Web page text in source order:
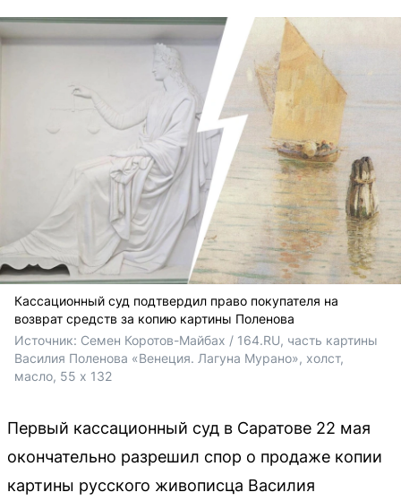
Кассационный суд подтвердил право покупателя на
возврат средств за копию картины Поленова
Источник: Семен Коротов-Майбах / 164.RU, часть картины
Василия Поленова «Венеция. Лагуна Мурано», холст,
масло, 55 х 132
Первый кассационный суд в Саратове 22 мая
окончательно разрешил спор о продаже копии
картины русского живописца Василия